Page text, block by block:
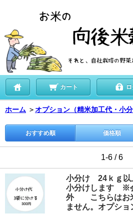
カート
ホーム ＞オプション（精米加工代・小分
おすすめ順 価格順
1-6 / 6
小分け 24ｋｇ以
小分けします ※
外 こちらはお
ません。オプショ